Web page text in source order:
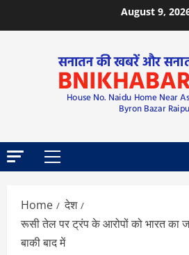
August 9,
Home
देश
रूसी तेल पर ट्रंप के आरोपों को भारत का
बाकी बाद में